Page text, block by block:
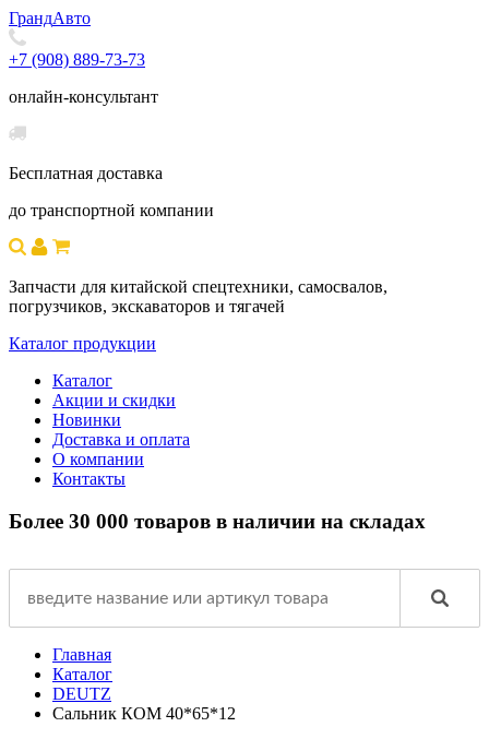
ГрандАвто
+7 (908) 889-73-73
онлайн-консультант
Бесплатная доставка
до транспортной компании
Запчасти для китайской спецтехники, самосвалов,
погрузчиков, экскаваторов и тягачей
Каталог продукции
Каталог
Акции и скидки
Новинки
Доставка и оплата
О компании
Контакты
Более 30 000 товаров в наличии на складах
Главная
Каталог
DEUTZ
Сальник КОМ 40*65*12